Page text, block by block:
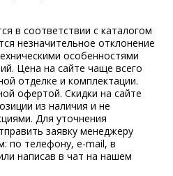
в соответствии с каталогом
незначительное отклонение
особенностями
Цена на сайте чаще всего
отделке и комплектации.
офертой. Скидки на сайте
из наличия и не
Для уточнения
заявку менеджеру
по телефону, e-mail, в
написав в чат на нашем